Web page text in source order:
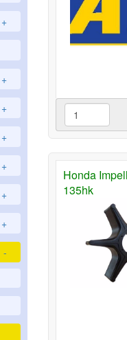
+
+
+
+
+
+
+
-
Honda
135hk